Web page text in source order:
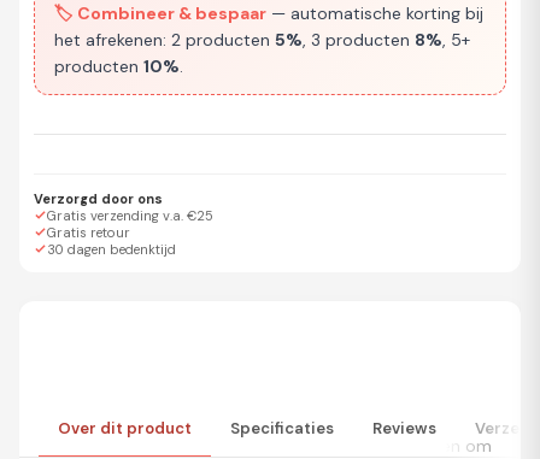
🏷️ Combineer & bespaar — automatische korting bij
het afrekenen: 2 producten 5%, 3 producten 8%, 5+
producten 10%.
Verzorgd door ons
Gratis verzending v.a. €25
Gratis retour
30 dagen bedenktijd
Over dit product Specificaties Reviews
Verken de Wateren met Vertrouwen:
De Osprey
Volwassenen 2mm Wetsuit Schoenen zijn ontworpen om